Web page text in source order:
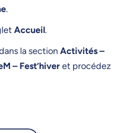
.
Accueil.
la section Activités –
– Fest’hiveret procédez